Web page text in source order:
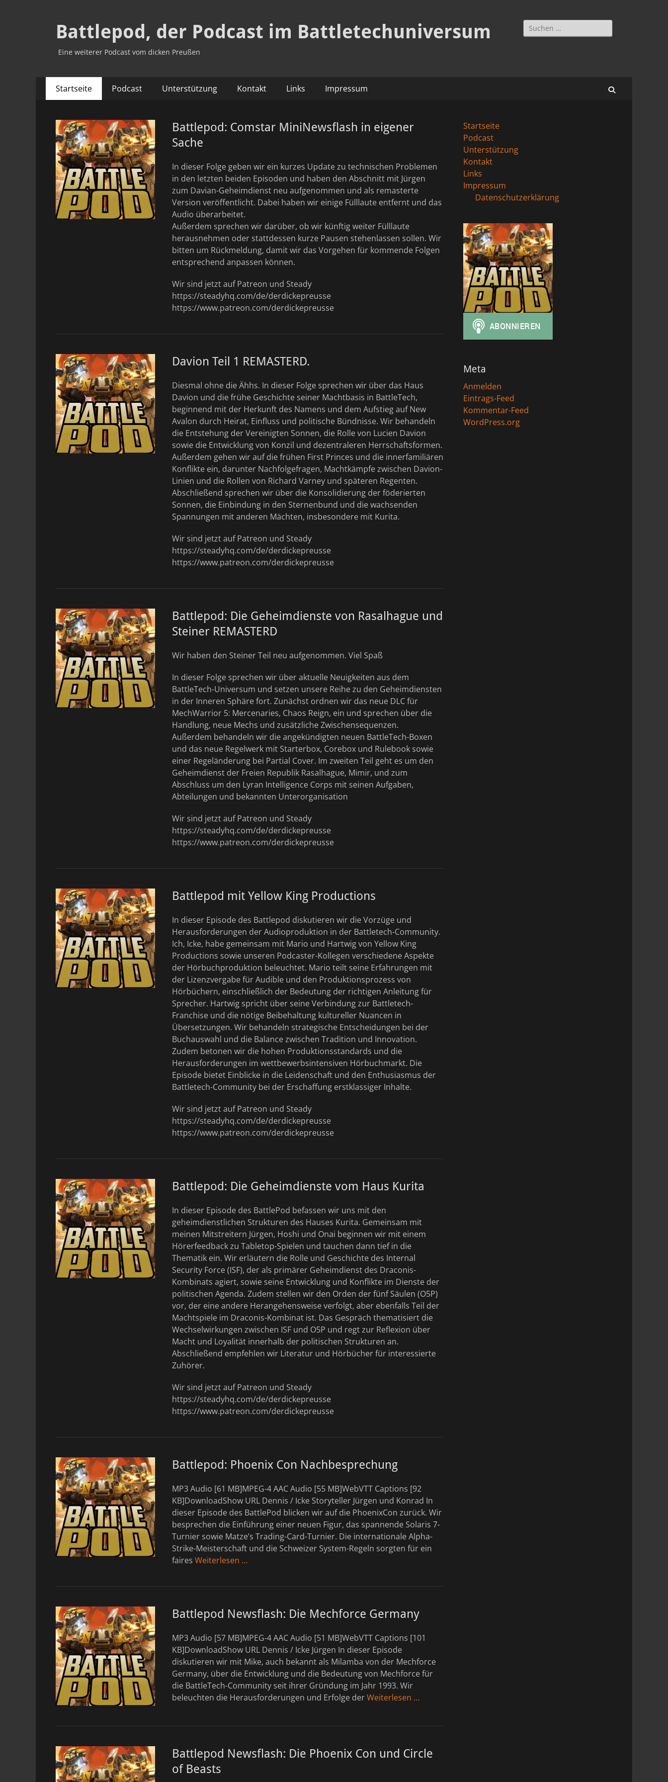
Battlepod, der Podcast im Battletechuniversum
Eine weiterer Podcast vom dicken Preußen
Suchen
nach:
Primäres
Menü
Inhalt
Startseite Podcast Unterstützung Kontakt Links Impressum
Battlepod: Comstar MiniNewsflash in eigener
Sache
In dieser Folge geben wir ein kurzes Update zu technischen Problemen
in den letzten beiden Episoden und haben den Abschnitt mit Jürgen
zum Davian-Geheimdienst neu aufgenommen und als remasterte
Version veröffentlicht. Dabei haben wir einige Fülllaute entfernt und das
Audio überarbeitet.
Außerdem sprechen wir darüber, ob wir künftig weiter Fülllaute
herausnehmen oder stattdessen kurze Pausen stehenlassen sollen. Wir
bitten um Rückmeldung, damit wir das Vorgehen für kommende Folgen
entsprechend anpassen können.
Wir sind jetzt auf Patreon und Steady
https://steadyhq.com/de/derdickepreusse
https://www.patreon.com/derdickepreusse
Davion Teil 1 REMASTERD.
Diesmal ohne die Ähhs. In dieser Folge sprechen wir über das Haus
Davion und die frühe Geschichte seiner Machtbasis in BattleTech,
beginnend mit der Herkunft des Namens und dem Aufstieg auf New
Avalon durch Heirat, Einfluss und politische Bündnisse. Wir behandeln
die Entstehung der Vereinigten Sonnen, die Rolle von Lucien Davion
sowie die Entwicklung von Konzil und dezentraleren Herrschaftsformen.
Außerdem gehen wir auf die frühen First Princes und die innerfamiliären
Konflikte ein, darunter Nachfolgefragen, Machtkämpfe zwischen Davion-
Linien und die Rollen von Richard Varney und späteren Regenten.
Abschließend sprechen wir über die Konsolidierung der föderierten
Sonnen, die Einbindung in den Sternenbund und die wachsenden
Spannungen mit anderen Mächten, insbesondere mit Kurita.
Wir sind jetzt auf Patreon und Steady
https://steadyhq.com/de/derdickepreusse
https://www.patreon.com/derdickepreusse
Battlepod: Die Geheimdienste von Rasalhague und
Steiner REMASTERD
Wir haben den Steiner Teil neu aufgenommen. Viel Spaß
In dieser Folge sprechen wir über aktuelle Neuigkeiten aus dem
BattleTech-Universum und setzen unsere Reihe zu den Geheimdiensten
in der Inneren Sphäre fort. Zunächst ordnen wir das neue DLC für
MechWarrior 5: Mercenaries, Chaos Reign, ein und sprechen über die
Handlung, neue Mechs und zusätzliche Zwischensequenzen.
Außerdem behandeln wir die angekündigten neuen BattleTech-Boxen
und das neue Regelwerk mit Starterbox, Corebox und Rulebook sowie
einer Regeländerung bei Partial Cover. Im zweiten Teil geht es um den
Geheimdienst der Freien Republik Rasalhague, Mimir, und zum
Abschluss um den Lyran Intelligence Corps mit seinen Aufgaben,
Abteilungen und bekannten Unterorganisation
Wir sind jetzt auf Patreon und Steady
https://steadyhq.com/de/derdickepreusse
https://www.patreon.com/derdickepreusse
Battlepod mit Yellow King Productions
In dieser Episode des Battlepod diskutieren wir die Vorzüge und
Herausforderungen der Audioproduktion in der Battletech-Community.
Ich, Icke, habe gemeinsam mit Mario und Hartwig von Yellow King
Productions sowie unseren Podcaster-Kollegen verschiedene Aspekte
der Hörbuchproduktion beleuchtet. Mario teilt seine Erfahrungen mit
der Lizenzvergabe für Audible und den Produktionsprozess von
Hörbüchern, einschließlich der Bedeutung der richtigen Anleitung für
Sprecher. Hartwig spricht über seine Verbindung zur Battletech-
Franchise und die nötige Beibehaltung kultureller Nuancen in
Übersetzungen. Wir behandeln strategische Entscheidungen bei der
Buchauswahl und die Balance zwischen Tradition und Innovation.
Zudem betonen wir die hohen Produktionsstandards und die
Herausforderungen im wettbewerbsintensiven Hörbuchmarkt. Die
Episode bietet Einblicke in die Leidenschaft und den Enthusiasmus der
Battletech-Community bei der Erschaffung erstklassiger Inhalte.
Wir sind jetzt auf Patreon und Steady
https://steadyhq.com/de/derdickepreusse
https://www.patreon.com/derdickepreusse
Battlepod: Die Geheimdienste vom Haus Kurita
In dieser Episode des BattlePod befassen wir uns mit den
geheimdienstlichen Strukturen des Hauses Kurita. Gemeinsam mit
meinen Mitstreitern Jürgen, Hoshi und Onai beginnen wir mit einem
Hörerfeedback zu Tabletop-Spielen und tauchen dann tief in die
Thematik ein. Wir erläutern die Rolle und Geschichte des Internal
Security Force (ISF), der als primärer Geheimdienst des Draconis-
Kombinats agiert, sowie seine Entwicklung und Konflikte im Dienste der
politischen Agenda. Zudem stellen wir den Orden der fünf Säulen (O5P)
vor, der eine andere Herangehensweise verfolgt, aber ebenfalls Teil der
Machtspiele im Draconis-Kombinat ist. Das Gespräch thematisiert die
Wechselwirkungen zwischen ISF und O5P und regt zur Reflexion über
Macht und Loyalität innerhalb der politischen Strukturen an.
Abschließend empfehlen wir Literatur und Hörbücher für interessierte
Zuhörer.
Wir sind jetzt auf Patreon und Steady
https://steadyhq.com/de/derdickepreusse
https://www.patreon.com/derdickepreusse
Battlepod: Phoenix Con Nachbesprechung
MP3 Audio [61 MB]MPEG-4 AAC Audio [55 MB]WebVTT Captions [92
KB]DownloadShow URL Dennis / Icke Storyteller Jürgen und Konrad In
dieser Episode des BattlePod blicken wir auf die PhoenixCon zurück. Wir
besprechen die Einführung einer neuen Figur, das spannende Solaris 7-
Turnier sowie Matze’s Trading-Card-Turnier. Die internationale Alpha-
Strike-Meisterschaft und die Schweizer System-Regeln sorgten für ein
faires Weiterlesen …
Battlepod Newsflash: Die Mechforce Germany
MP3 Audio [57 MB]MPEG-4 AAC Audio [51 MB]WebVTT Captions [101
KB]DownloadShow URL Dennis / Icke Jürgen In dieser Episode
diskutieren wir mit Mike, auch bekannt als Milamba von der Mechforce
Germany, über die Entwicklung und die Bedeutung von Mechforce für
die BattleTech-Community seit ihrer Gründung im Jahr 1993. Wir
beleuchten die Herausforderungen und Erfolge derWeiterlesen …
Battlepod Newsflash: Die Phoenix Con und Circle
of Beasts
Startseite
Podcast
Unterstützung
Kontakt
Links
Impressum
Datenschutzerklärung
Meta
Anmelden
Eintrags-Feed
Kommentar-Feed
WordPress.org